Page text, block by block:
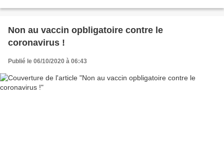
Non au vaccin opbligatoire contre le
coronavirus !
Publié le 06/10/2020 à 06:43